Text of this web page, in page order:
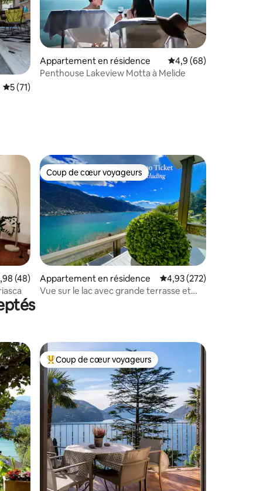
: 4,74 sur 5
Évaluation moyenne sur la base de 71 commentaires : 5 sur 5
5 (71)
Appartement en résidence Évaluation moyenne
4,9 (68)
Penthouse Lakeview Motta à Melide
: 4,89 sur 5
appréciés
moyenne sur la base de 48 commentaires : 4,98 sur 5
(48)
Coup de cœur voyageurs
Coup de cœur voyageurs
Appartement en résidence Évaluation moyenne
4,93 (272)
Vue sur le lac avec grande terrasse et
: 4,87 sur 5
Coups de cœur voyageurs les plus appréciés
Coup de cœur voyageurs